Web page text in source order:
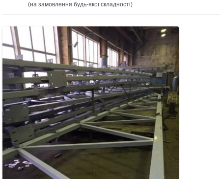
(на замовлення будь-якої складності)